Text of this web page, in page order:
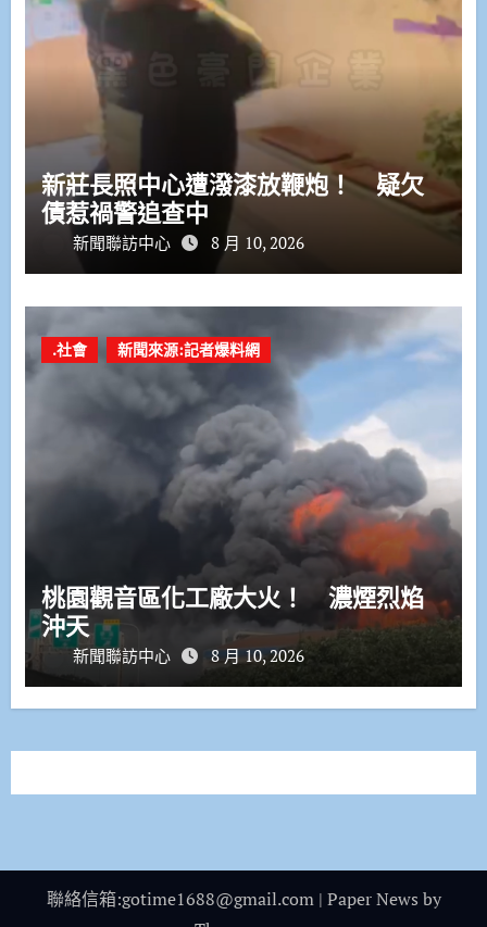
新莊長照中心遭潑漆放鞭炮！ 疑欠
債惹禍警追查中
新聞聯訪中心 8 月 10, 2026
.社會 新聞來源:記者爆料網
桃園觀音區化工廠大火！ 濃煙烈焰
沖天
新聞聯訪中心 8 月 10, 2026
聯絡信箱:gotime1688@gmail.com | Paper News by